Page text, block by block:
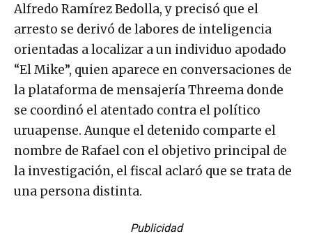
Alfredo Ramírez Bedolla, y precisó que el
arresto se derivó de labores de inteligencia
orientadas a localizar a un individuo apodado
“El Mike”, quien aparece en conversaciones de
la plataforma de mensajería Threema donde
se coordinó el atentado contra el político
uruapense. Aunque el detenido comparte el
nombre de Rafael con el objetivo principal de
la investigación, el fiscal aclaró que se trata de
una persona distinta.
Publicidad